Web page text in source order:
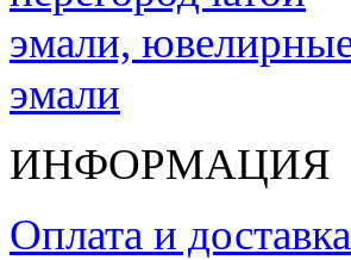
ИНФОРМАЦИЯ
Оплата и доставка